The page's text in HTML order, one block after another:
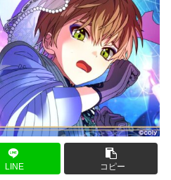
LINE コピー